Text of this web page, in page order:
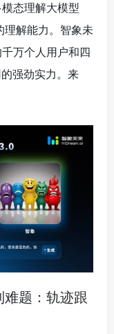
态理解大模型
理解能力。智象未
万个人用户和四
强劲实力。来
题：轨迹跟